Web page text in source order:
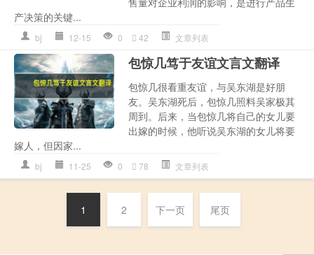
产决策的关键...
bj 12-15 0 42 文章列表
包惊几笃于友谊文言文翻译
包惊几很看重友谊，与吴东湖是好朋
友。吴东湖死后，包惊几照料吴家极其
周到。后来，当包惊几将自己的女儿要
出嫁的时候，他听说吴东湖的女儿将要
嫁人，但因家...
bj 11-25 0 78 文章列表
1 2 下一页 尾页